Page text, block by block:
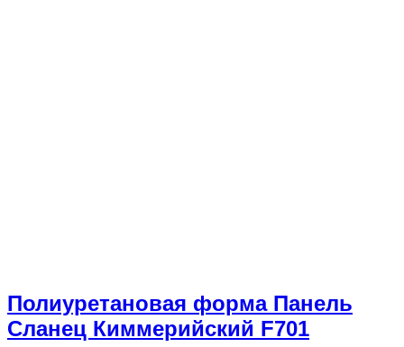
Полиуретановая форма Панель
Сланец Киммерийский F701